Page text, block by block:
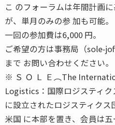
こ のフォーラムは年間計画
が、単月のみの参 加も可能。
一回の参加費は6,000 円。
ご希望の方は事務局（sole-
まで お問い合わせください。
※ Ｓ Ｏ Ｌ Ｅ︵The
Logistics：国際ロジスティ
に設立されたロジスティクス
米国 に本部を置き、会員は